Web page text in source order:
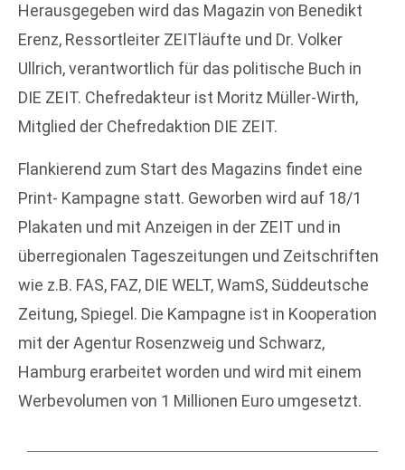
Herausgegeben wird das Magazin von Benedikt
Erenz, Ressortleiter ZEITläufte und Dr. Volker
Ullrich, verantwortlich für das politische Buch in
DIE ZEIT. Chefredakteur ist Moritz Müller-Wirth,
Mitglied der Chefredaktion DIE ZEIT.
Flankierend zum Start des Magazins findet eine
Print- Kampagne statt. Geworben wird auf 18/1
Plakaten und mit Anzeigen in der ZEIT und in
überregionalen Tageszeitungen und Zeitschriften
wie z.B. FAS, FAZ, DIE WELT, WamS, Süddeutsche
Zeitung, Spiegel. Die Kampagne ist in Kooperation
mit der Agentur Rosenzweig und Schwarz,
Hamburg erarbeitet worden und wird mit einem
Werbevolumen von 1 Millionen Euro umgesetzt.